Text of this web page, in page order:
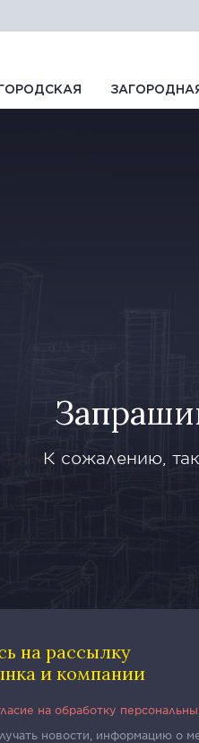
ГОРОДСКАЯ
К сожалению,
на рассылку
и компании
на обработку
новости, информацию о